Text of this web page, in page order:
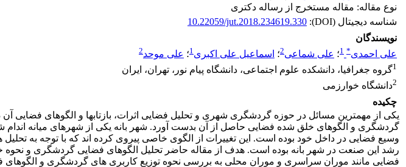
نوع مقاله: مقاله مستخرج از رساله دکتری
شناسه دیجیتال (DOI):
10.22059/jut.2018.234619.330
نویسندگان
علی احمدی*
1؛ علی شماعی2؛ اسماعیل علی اکبری1؛ علی موحد2
1گروه جغرافیا، دانشکده علوم اجتماعی، دانشگاه پیام نور، تهران، ایران
2دانشگاه خوارزمی
چکیده
یکی از مهمترین مسائل در حوزه گردشگری شهری و تحلیل فضایی اثرات، بازتابها و الگوهای فضایی
گردشگری و الگوهای خلق شده فضایی حاصل از آن بدست آورد. شهر بانه یکی از شهرهای میانه
وسیع فضایی در داخل خود بوده است. این تغییرات از الگوی خاصی پیروی کرده اند که با توجه به
رشد این صنعت در شهر بانه بوده است. هدف از مقاله حاضر تحلیل الگوهای فضایی گردشگری و نحوه
فضایی مانند موران سراسری و موران محلی به بررسی نحوه توزیع کاربری های گردشگری و الگوهای